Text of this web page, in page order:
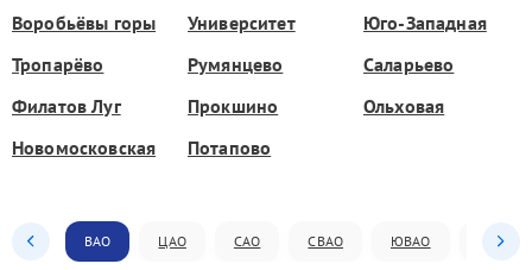
Воробьёвы горы Университет
Юго-Западная
Тропарёво
Румянцево
Саларьево
Филатов Луг
Прокшино
Ольховая
Новомосковская
Потапово
ВАО ЦАО САО СВАО ЮВАО ЮАО